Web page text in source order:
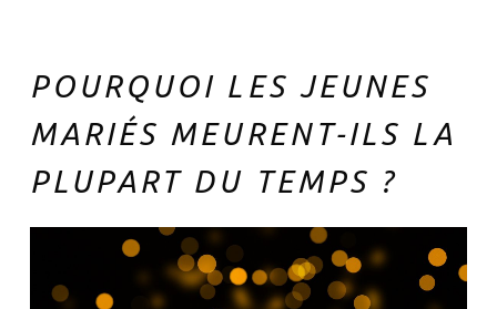
POURQUOI LES JEUNES
MARIÉS MEURENT-ILS LA
PLUPART DU TEMPS ?